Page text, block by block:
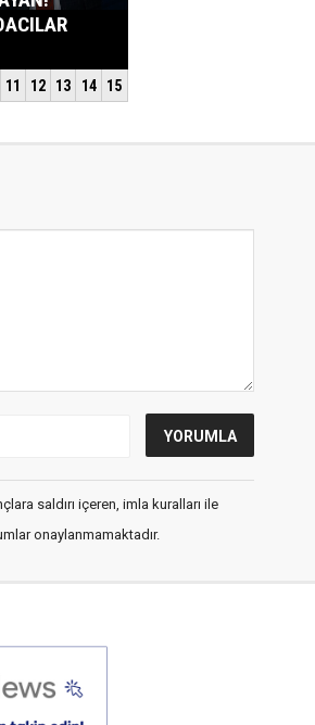
saldırı içeren, imla kuralları ile
onaylanmamaktadır.